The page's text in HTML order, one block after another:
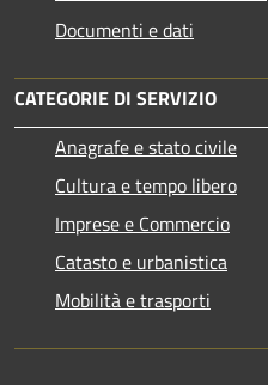
Documenti e dati
CATEGORIE DI SERVIZIO
Anagrafe e stato civile
Cultura e tempo libero
Imprese e Commercio
Catasto e urbanistica
Mobilità e trasporti